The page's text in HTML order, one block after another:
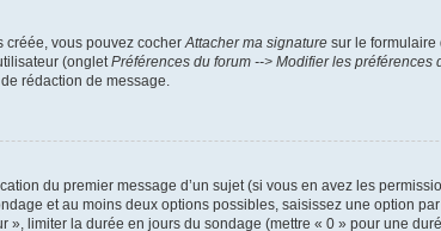
créée, vous pouvez cocherAttacher ma signature sur le formulaire
(ongletPréférences du forum --> Modifier les préférences
rédaction de message.
du premier message d’un sujet (si vous en avez les
et au moins deux options possibles, saisissez une option
», limiter la durée en jours du sondage (mettre « 0 » pour une